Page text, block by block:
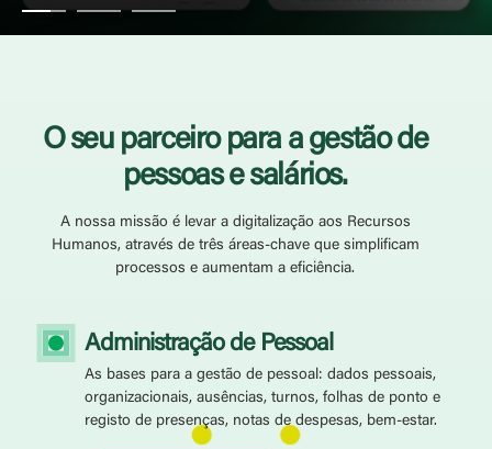
O seu parceiro para a gestão de
pessoas e salários.
A nossa missão é levar a digitalização aos Recursos
Humanos, através de três áreas-chave que simplificam
processos e aumentam a eficiência.
Administração de Pessoal
As bases para a gestão de pessoal: dados pessoais,
organizacionais, ausências, turnos, folhas de ponto e
registo de presenças, notas de despesas, bem-estar.